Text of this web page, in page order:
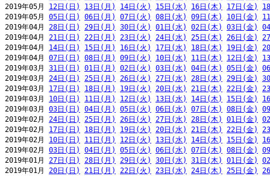
2019年05月 12日(日) 13日(月) 14日(火) 15日(水) 16日(木) 17日(金)
2019年05月 05日(日) 06日(月) 07日(火) 08日(水) 09日(木) 10日(金)
2019年04月 28日(日) 29日(月) 30日(火) 01日(水) 02日(木) 03日(金)
2019年04月 21日(日) 22日(月) 23日(火) 24日(水) 25日(木) 26日(金)
2019年04月 14日(日) 15日(月) 16日(火) 17日(水) 18日(木) 19日(金)
2019年04月 07日(日) 08日(月) 09日(火) 10日(水) 11日(木) 12日(金)
2019年03月 31日(日) 01日(月) 02日(火) 03日(水) 04日(木) 05日(金)
2019年03月 24日(日) 25日(月) 26日(火) 27日(水) 28日(木) 29日(金)
2019年03月 17日(日) 18日(月) 19日(火) 20日(水) 21日(木) 22日(金)
2019年03月 10日(日) 11日(月) 12日(火) 13日(水) 14日(木) 15日(金)
2019年03月 03日(日) 04日(月) 05日(火) 06日(水) 07日(木) 08日(金)
2019年02月 24日(日) 25日(月) 26日(火) 27日(水) 28日(木) 01日(金)
2019年02月 17日(日) 18日(月) 19日(火) 20日(水) 21日(木) 22日(金)
2019年02月 10日(日) 11日(月) 12日(火) 13日(水) 14日(木) 15日(金)
2019年02月 03日(日) 04日(月) 05日(火) 06日(水) 07日(木) 08日(金)
2019年01月 27日(日) 28日(月) 29日(火) 30日(水) 31日(木) 01日(金)
2019年01月 20日(日) 21日(月) 22日(火) 23日(水) 24日(木) 25日(金)